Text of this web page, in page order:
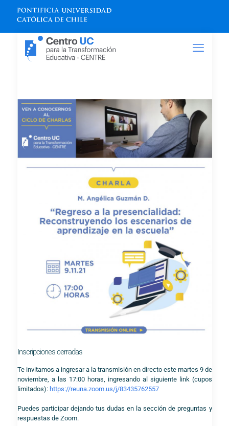
Inscripciones cerradas
Te invitamos a ingresar a la transmisión en directo este martes 9 de
noviembre, a las 17:00 horas, ingresando al siguiente link (cupos
limitados): https://reuna.zoom.us/j/83435762557
Puedes participar dejando tus dudas en la sección de preguntas y
respuestas de Zoom.